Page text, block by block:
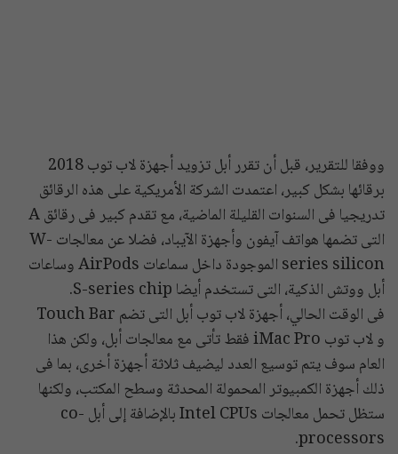
ووفقا للتقرير، قبل أن تقرر أبل تزويد أجهزة لاب توب 2018
برقائها بشكل كبير، اعتمدت الشركة الأمريكية على هذه الرقائق
تدريجيا فى السنوات القليلة الماضية، مع تقدم كبير فى رقائق A
التى تضمها هواتف آيفون وأجهزة الآيباد، فضلا عن معالجات W-
series silicon الموجودة داخل سماعات AirPods وساعات
أبل ووتش الذكية، التى تستخدم أيضا S-series chip.
فى الوقت الحالي، أجهزة لاب توب أبل التى تضم Touch Bar
و لاب توب iMac Pro فقط تأتى مع معالجات أبل، ولكن هذا
العام سوف يتم توسيع العدد ليضيف ثلاثة أجهزة أخرى، بما فى
ذلك أجهزة الكمبيوتر المحمولة المحدثة وسطح المكتب، ولكنها
ستظل تحمل معالجات Intel CPUs بالإضافة إلى أبل co-
processors.